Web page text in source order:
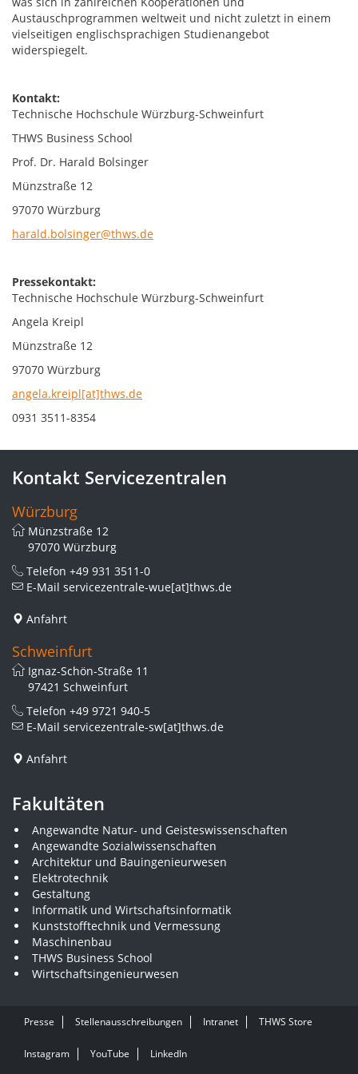
Austauschprogrammen weltweit und nicht zuletzt in einem
vielseitigen englischsprachigen Studienangebot
widerspiegelt.
Kontakt:
Technische Hochschule Würzburg-Schweinfurt
THWS Business School
Prof. Dr. Harald Bolsinger
Münzstraße 12
97070 Würzburg
harald.bolsinger@thws.de
Pressekontakt:
Technische Hochschule Würzburg-Schweinfurt
Angela Kreipl
Münzstraße 12
97070 Würzburg
angela.kreipl[at]thws.de
0931 3511-8354
Kontakt Servicezentralen
Würzburg
Münzstraße 12
97070 Würzburg
Telefon +49 931 3511-0
E-Mail servicezentrale-wue[at]thws.de
Anfahrt
Schweinfurt
Ignaz-Schön-Straße 11
97421 Schweinfurt
Telefon +49 9721 940-5
E-Mail servicezentrale-sw[at]thws.de
Anfahrt
Fakultäten
Angewandte Natur- und Geisteswissenschaften
Angewandte Sozialwissenschaften
Architektur und Bauingenieurwesen
Elektrotechnik
Gestaltung
Informatik und Wirtschaftsinformatik
Kunststofftechnik und Vermessung
Maschinenbau
THWS Business School
Wirtschaftsingenieurwesen
Presse Stellenausschreibungen Intranet THWS Store
Instagram YouTube LinkedIn